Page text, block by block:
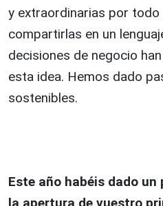
y extraordinarias por todo
compartirlas en un
decisiones de negocio
esta idea. Hemos dado
sostenibles.
Este año habéis dado